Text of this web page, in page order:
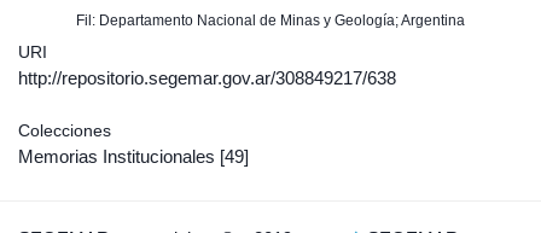
Fil: Departamento Nacional de Minas y Geología; Argentina
URI
http://repositorio.segemar.gov.ar/308849217/638
Colecciones
Memorias Institucionales [49]